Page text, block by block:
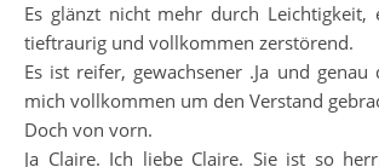
Es glänzt nicht mehr durch Leichtigkeit,
tieftraurig und vollkommen zerstörend.
Es ist reifer, gewachsener .Ja und genau
mich vollkommen um den Verstand
Doch von vorn.
Ja Claire. Ich liebe Claire. Sie ist so